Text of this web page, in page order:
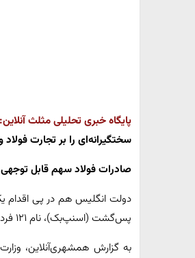
پایگاه خبری تحلیلی مثلث آنلاین:
سختگیرانه‌ای را بر تجارت
صادرات فولاد سهم قابل توجهی
دولت انگلیس هم در پی اقدام
پس‌گشت (اسنپ‌بک)، نام ۱۲۱ فرد و نهاد ایرانی را به فهرست تحریم‌های خود اضافه کرد.